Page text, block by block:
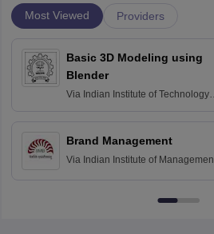
Most Viewed Providers
Basic 3D Modeling using
Blender
Via Indian Institute of Technology
Brand Management
Via Indian Institute of Management